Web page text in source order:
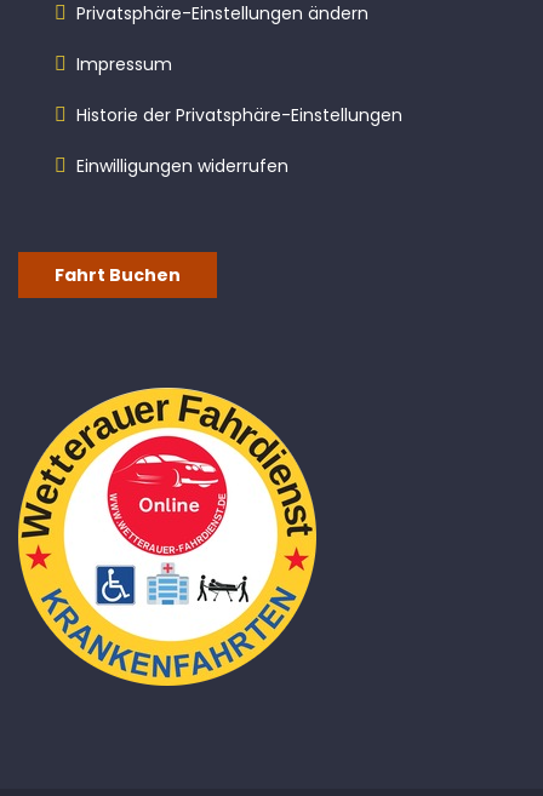
Privatsphäre-Einstellungen ändern
Impressum
Historie der Privatsphäre-Einstellungen
Einwilligungen widerrufen
Fahrt Buchen